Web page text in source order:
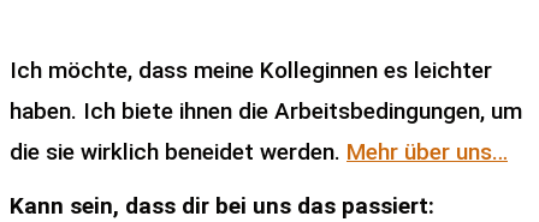
Ich möchte, dass meine Kolleginnen es leichter
haben. Ich biete ihnen die Arbeitsbedingungen, um
die sie wirklich beneidet werden. Mehr über uns…
Kann sein, dass dir bei uns das passiert: